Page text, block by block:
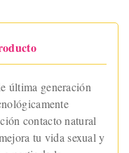
última generación
contacto natural
tu vida sexual y